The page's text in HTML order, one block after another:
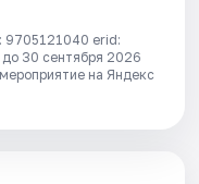
erid:
до 30 сентября 2026
на Яндекс